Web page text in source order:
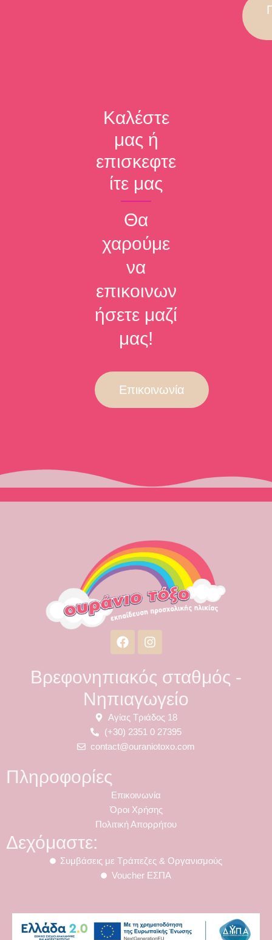
Καλέστε
μας ή
επισκεφτε
ίτε μας
Θα
χαρούμε
να
επικοινων
ήσετε μαζί
μας!
Επικοινωνία
F
a
e
b
o
o
k
I
n
t
a
g
r
a
m
Βρεφονηπιακός σταθμός -
Νηπιαγωγείο
Αγίας Τριάδος 18
(+30) 2351 0 27395
contact@ouraniotoxo.com
Πληροφορίες
Επικοινωνία
Όροι Χρήσης
Πολιτική Απορρήτου
Δεχόμαστε:
Συμβάσεις με Τράπεζες & Οργανισμούς
Voucher ΕΣΠΑ